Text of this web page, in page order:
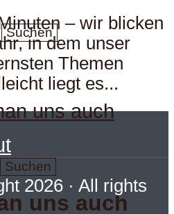
Suchen
uns auch
uns auch
Suchen
– wir blicken
in dem unser
Themen
liegt es...
2026 · All rights